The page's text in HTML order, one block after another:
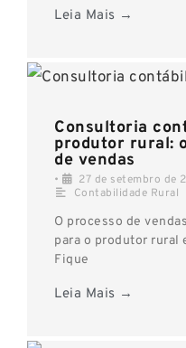
Leia Mais →
Consultoria
produtor rural:
de vendas
• 27 de setembro de
Contabilidade Rural
O processo de
para o produtor rural
Fique
Leia Mais →